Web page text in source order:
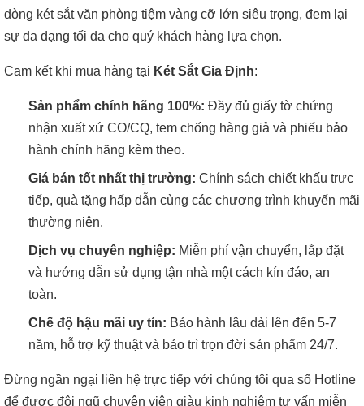
dòng két sắt văn phòng tiệm vàng cỡ lớn siêu trọng, đem lại
sự đa dạng tối đa cho quý khách hàng lựa chọn.
Cam kết khi mua hàng tại Két Sắt Gia Định:
Sản phẩm chính hãng 100%: Đầy đủ giấy tờ chứng
nhận xuất xứ CO/CQ, tem chống hàng giả và phiếu bảo
hành chính hãng kèm theo.
Giá bán tốt nhất thị trường: Chính sách chiết khấu trực
tiếp, quà tặng hấp dẫn cùng các chương trình khuyến mãi
thường niên.
Dịch vụ chuyên nghiệp: Miễn phí vận chuyển, lắp đặt
và hướng dẫn sử dụng tận nhà một cách kín đáo, an
toàn.
Chế độ hậu mãi uy tín: Bảo hành lâu dài lên đến 5-7
năm, hỗ trợ kỹ thuật và bảo trì trọn đời sản phẩm 24/7.
Đừng ngần ngại liên hệ trực tiếp với chúng tôi qua số Hotline
để được đội ngũ chuyên viên giàu kinh nghiệm tư vấn miễn